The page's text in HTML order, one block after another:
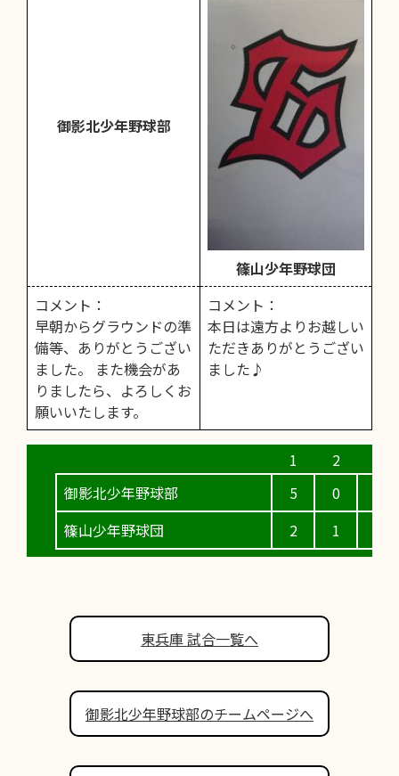
御影北少年野球部
篠山少年野球団
コメント：
早朝からグラウンドの準
備等、ありがとうござい
ました。 また機会があ
りましたら、よろしくお
願いいたします。
コメント：
本日は遠方よりお越しい
ただきありがとうござい
ました♪
御影北少年野球部
篠山少年野球団
5
2
0
1
東兵庫 試合一覧へ
御影北少年野球部のチームページへ